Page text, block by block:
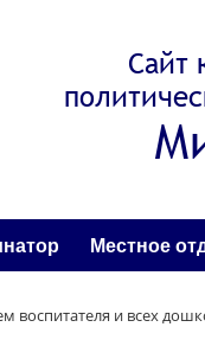
Сайт
Местное
воспитателя и всех